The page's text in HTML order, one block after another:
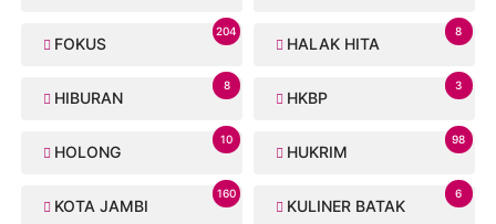
FOKUS
204
HALAK HITA
8
HIBURAN
8
HKBP
3
HOLONG
10
HUKRIM
98
KOTA JAMBI
160
KULINER BATAK
6